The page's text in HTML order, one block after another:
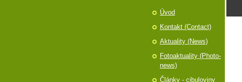
Úvod
Kontakt (Contact)
Aktuality (News)
Fotoaktuality (Photo-
news)
Články - cibuloviny